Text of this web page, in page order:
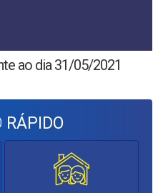
ao dia 31/05/2021
RÁPIDO